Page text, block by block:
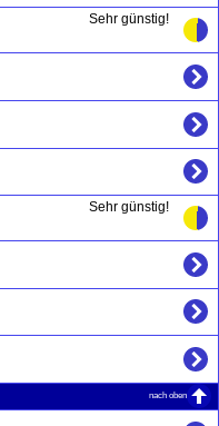
Sehr günstig!
Sehr günstig!
nach oben